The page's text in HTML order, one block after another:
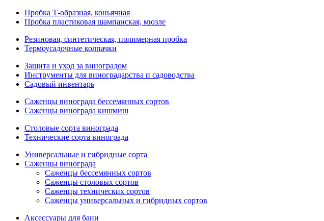
Пробка Т-образная, коньячная
Пробка пластиковая шампанская, мюзле
Резиновая, синтетическая, полимерная пробка
Термоусадочные колпачки
Защита и уход за виноградом
Инструменты для виноградарства и садоводства
Садовый инвентарь
Саженцы винограда бессемянных сортов
Саженцы винограда кишмиш
Столовые сорта винограда
Технические сорта винограда
Универсальные и гибридные сорта
Саженцы винограда
Саженцы бессемянных сортов
Саженцы столовых сортов
Саженцы технических сортов
Саженцы универсальных и гибридных сортов
Аксессуары для бани